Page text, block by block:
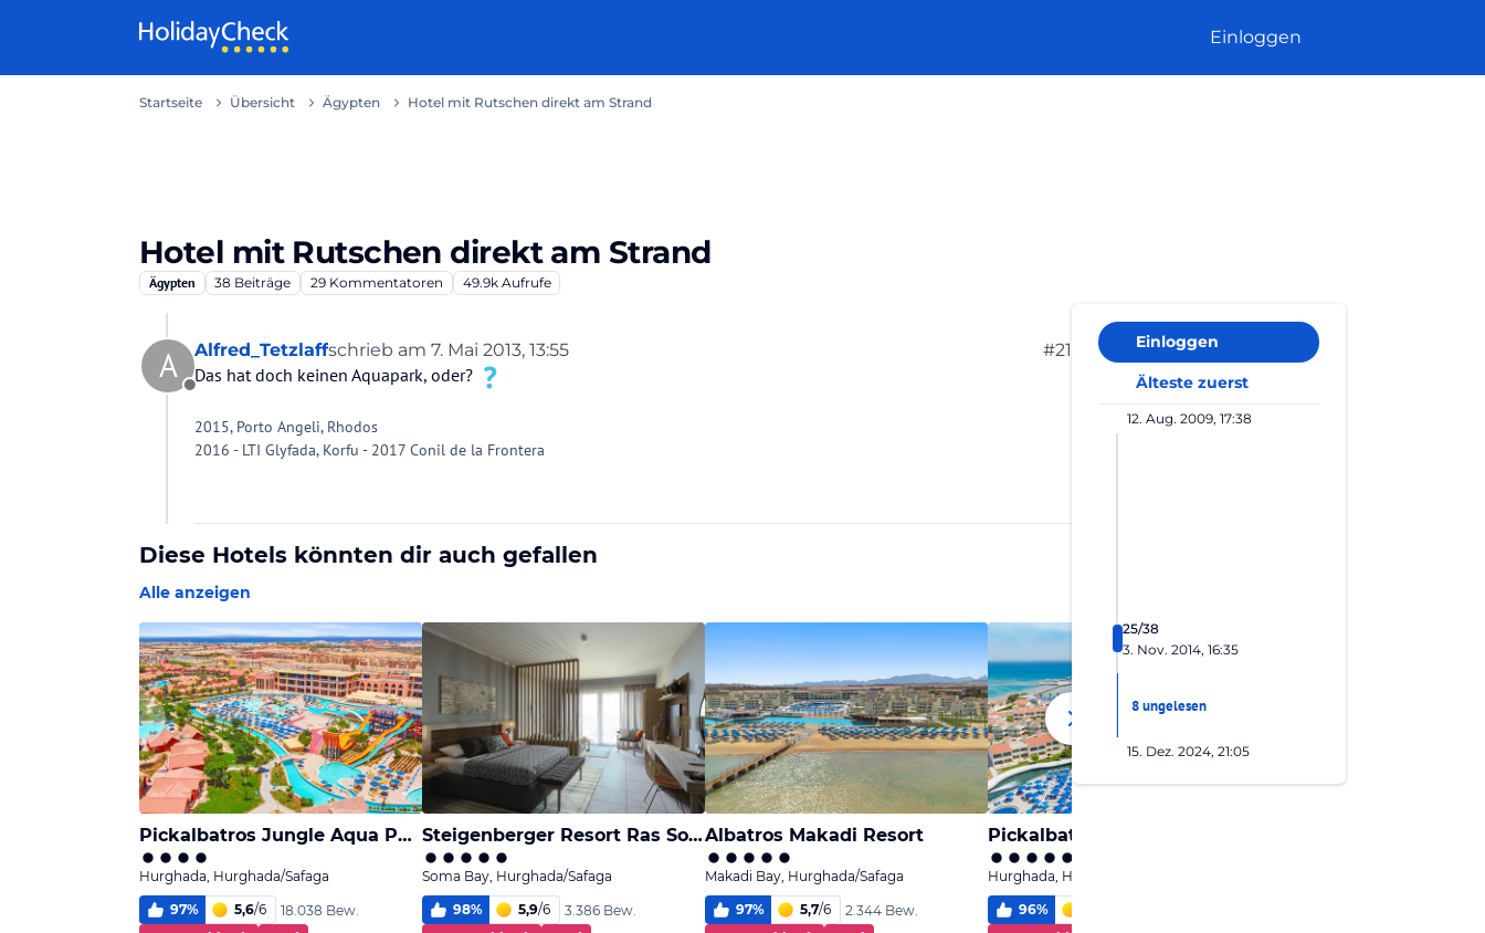
Einloggen
Startseite Übersicht Ägypten Hotel mit Rutschen direkt am Strand
Hotel mit Rutschen direkt am Strand
Ägypten 38 Beiträge 29 Kommentatoren 49.9k Aufrufe
A
Offline
Alfred_Tetzlaffschrieb am 7. Mai 2013, 13:55
zuletzt editiert von #21
Das hat doch keinen Aquapark, oder?
2015, Porto Angeli, Rhodos
2016 - LTI Glyfada, Korfu - 2017 Conil de la Frontera
Einloggen
Älteste zuerst
12. Aug. 2009, 17:38
25/38
3. Nov. 2014, 16:35
8 ungelesen
15. Dez. 2024, 21:05